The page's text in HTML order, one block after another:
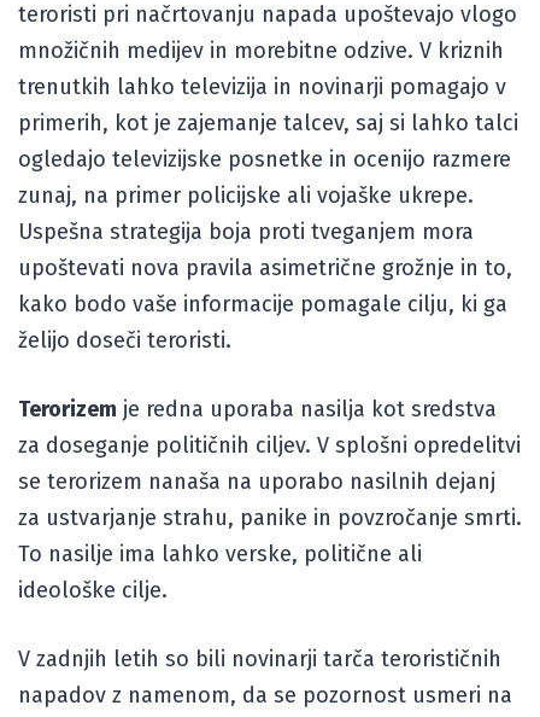
teroristi pri načrtovanju napada upoštevajo vlogo
množičnih medijev in morebitne odzive. V kriznih
trenutkih lahko televizija in novinarji pomagajo v
primerih, kot je zajemanje talcev, saj si lahko talci
ogledajo televizijske posnetke in ocenijo razmere
zunaj, na primer policijske ali vojaške ukrepe.
Uspešna strategija boja proti tveganjem mora
upoštevati nova pravila asimetrične grožnje in to,
kako bodo vaše informacije pomagale cilju, ki ga
želijo doseči teroristi.
Terorizem je redna uporaba nasilja kot sredstva
za doseganje političnih ciljev. V splošni opredelitvi
se terorizem nanaša na uporabo nasilnih dejanj
za ustvarjanje strahu, panike in povzročanje smrti.
To nasilje ima lahko verske, politične ali
ideološke cilje.
V zadnjih letih so bili novinarji tarča terorističnih
napadov z namenom, da se pozornost usmeri na